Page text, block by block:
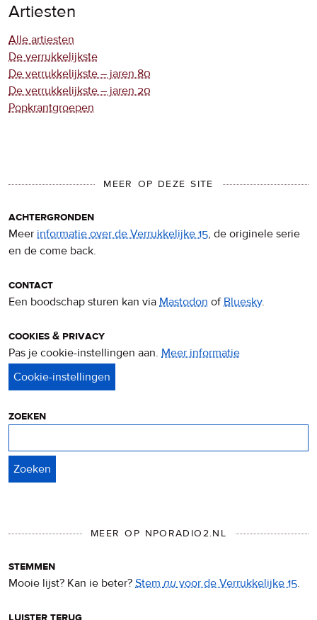
Artiesten
Alle artiesten
De verrukkelijkste
De verrukkelijkste – jaren 80
De verrukkelijkste – jaren 20
Popkrantgroepen
MEER OP DEZE SITE
achtergronden
Meer informatie over de Verrukkelijke 15, de originele serie
en de come back.
contact
Een boodschap sturen kan via Mastodon ofBluesky.
cookies & privacy
Pas je cookie-instellingen aan. Meer informatie
zoeken
MEER OP NPORADIO2.NL
stemmen
Mooie lijst? Kan ie beter? Stemnuvoor de Verrukkelijke 15.